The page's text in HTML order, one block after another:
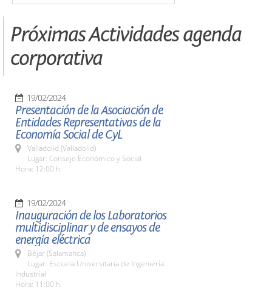
Próximas Actividades agenda
corporativa
19/02/2024
Presentación de la Asociación de
Entidades Representativas de la
Economía Social de CyL
Valladolid (Valladolid)
Lugar: Consejo Económico y Social
Hora: 12:00 h.
19/02/2024
Inauguración de los Laboratorios
multidisciplinar y de ensayos de
energía eléctrica
Béjar (Salamanca)
Lugar: Escuela Universitaria de Ingeniería
Industrial
Hora: 11:00 h.